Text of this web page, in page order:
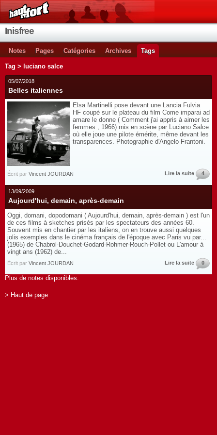
Inisfree
Notes Pages Catégories Archives Tags
Tag > luciano salce
05/07/2018
Belles italiennes
Elsa Martinelli pose devant une Lancia Fulvia
HF coupé sur le plateau du film Come imparai ad
amare le donne ( Comment j'ai appris à aimer les
femmes , 1966) mis en scène par Luciano Salce
où elle joue une pilote émérite, même devant les
transparences. Photographie d'Angelo Frantoni.
Écrit par Vincent JOURDAN Lire la suite 4
13/09/2009
Aujourd'hui, demain, après-demain
Oggi, domani, dopodomani ( Aujourd'hui, demain, après-demain ) est l'un
de ces films à sketches prisés par les spectateurs des années 60.
Souvent mis en chantier par les italiens, on en trouve aussi quelques
jolis exemples dans le cinéma français de l'époque avec Paris vu par...
(1965) de Chabrol-Douchet-Godard-Rohmer-Rouch-Pollet ou L'amour à
vingt ans (1962) de...
Écrit par Vincent JOURDAN Lire la suite 0
Plus de notes disponibles.
> Haut de page